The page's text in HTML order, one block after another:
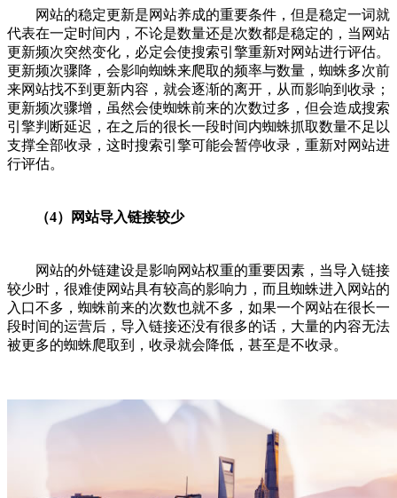
网站的稳定更新是网站养成的重要条件，但是稳定一词就
代表在一定时间内，不论是数量还是次数都是稳定的，当网站
更新频次突然变化，必定会使搜索引擎重新对网站进行评估。
更新频次骤降，会影响蜘蛛来爬取的频率与数量，蜘蛛多次前
来网站找不到更新内容，就会逐渐的离开，从而影响到收录；
更新频次骤增，虽然会使蜘蛛前来的次数过多，但会造成搜索
引擎判断延迟，在之后的很长一段时间内蜘蛛抓取数量不足以
支撑全部收录，这时搜索引擎可能会暂停收录，重新对网站进
行评估。
（4）网站导入链接较少
网站的外链建设是影响网站权重的重要因素，当导入链接
较少时，很难使网站具有较高的影响力，而且蜘蛛进入网站的
入口不多，蜘蛛前来的次数也就不多，如果一个网站在很长一
段时间的运营后，导入链接还没有很多的话，大量的内容无法
被更多的蜘蛛爬取到，收录就会降低，甚至是不收录。